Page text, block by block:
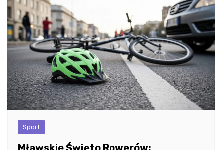
Sport
Mławskie Święto Rowerów: